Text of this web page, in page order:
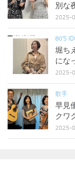
別な
2025-
80'S
堀ち
にな
2025-
歌手
早見
クワ
2025-